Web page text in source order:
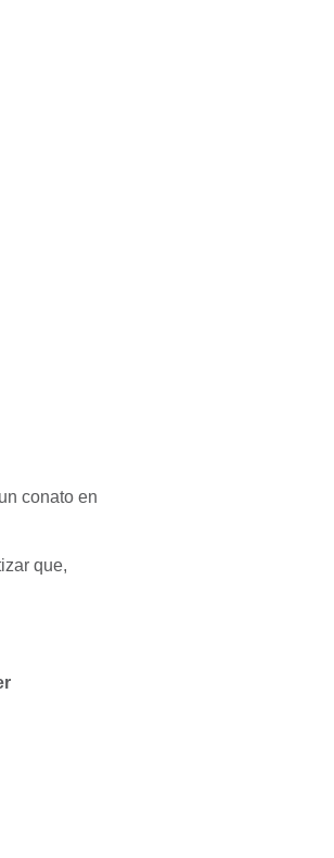
conato en
que,